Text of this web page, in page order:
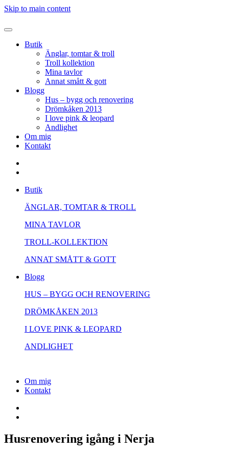
Skip to main content
Butik
Änglar, tomtar & troll
Troll kollektion
Mina tavlor
Annat smått & gott
Blogg
Hus – bygg och renovering
Drömkåken 2013
I love pink & leopard
Andlighet
Om mig
Kontakt
Butik
ÄNGLAR, TOMTAR & TROLL
MINA TAVLOR
TROLL-KOLLEKTION
ANNAT SMÅTT & GOTT
Blogg
HUS – BYGG OCH RENOVERING
DRÖMKÅKEN 2013
I LOVE PINK & LEOPARD
ANDLIGHET
Om mig
Kontakt
Husrenovering igång i Nerja